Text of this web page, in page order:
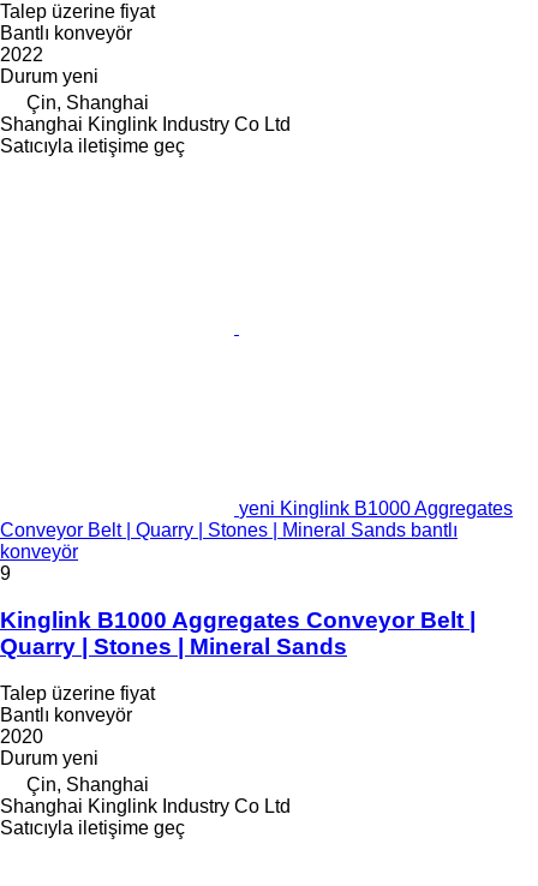
Talep üzerine fiyat
Bantlı konveyör
2022
Durum yeni
Çin, Shanghai
Shanghai Kinglink Industry Co Ltd
Satıcıyla iletişime geç
yeni Kinglink B1000 Aggregates
Conveyor Belt | Quarry | Stones | Mineral Sands bantlı
konveyör
9
Kinglink B1000 Aggregates Conveyor Belt |
Quarry | Stones | Mineral Sands
Talep üzerine fiyat
Bantlı konveyör
2020
Durum yeni
Çin, Shanghai
Shanghai Kinglink Industry Co Ltd
Satıcıyla iletişime geç